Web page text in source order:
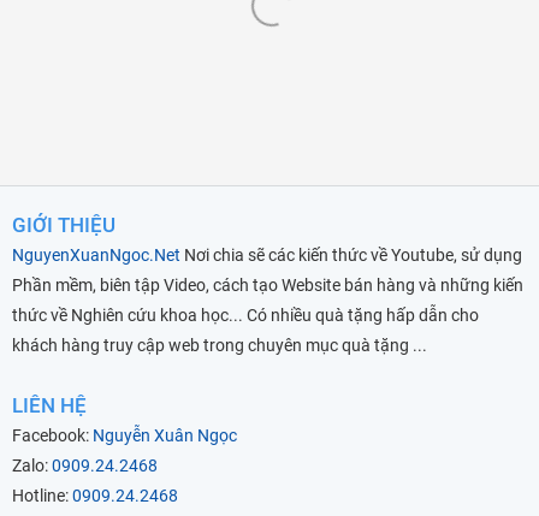
GIỚI THIỆU
NguyenXuanNgoc.Net Nơi chia sẽ các kiến thức về Youtube, sử dụng
Phần mềm, biên tập Video, cách tạo Website bán hàng và những kiến
thức về Nghiên cứu khoa học... Có nhiều quà tặng hấp dẫn cho
khách hàng truy cập web trong chuyên mục quà tặng ...
LIÊN HỆ
Facebook: Nguyễn Xuân Ngọc
Zalo:0909.24.2468
Hotline:0909.24.2468